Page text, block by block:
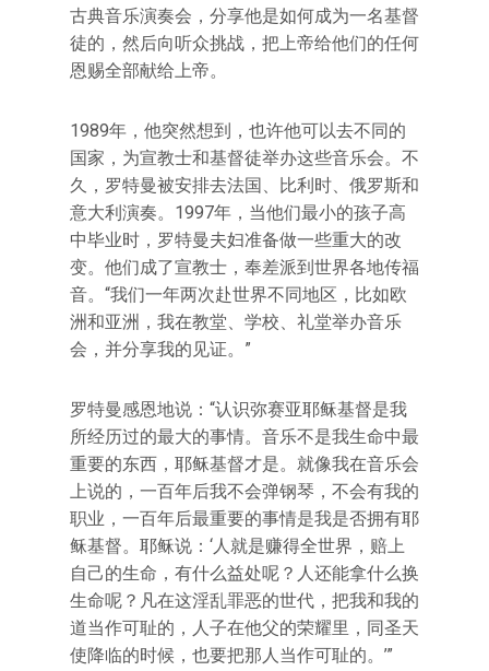
古典音乐演奏会，分享他是如何成为一名基督
徒的，然后向听众挑战，把上帝给他们的任何
恩赐全部献给上帝。
1989年，他突然想到，也许他可以去不同的
国家，为宣教士和基督徒举办这些音乐会。不
久，罗特曼被安排去法国、比利时、俄罗斯和
意大利演奏。1997年，当他们最小的孩子高
中毕业时，罗特曼夫妇准备做一些重大的改
变。他们成了宣教士，奉差派到世界各地传福
音。“我们一年两次赴世界不同地区，比如欧
洲和亚洲，我在教堂、学校、礼堂举办音乐
会，并分享我的见证。”
罗特曼感恩地说：“认识弥赛亚耶稣基督是我
所经历过的最大的事情。音乐不是我生命中最
重要的东西，耶稣基督才是。就像我在音乐会
上说的，一百年后我不会弹钢琴，不会有我的
职业，一百年后最重要的事情是我是否拥有耶
稣基督。耶稣说：‘人就是赚得全世界，赔上
自己的生命，有什么益处呢？人还能拿什么换
生命呢？凡在这淫乱罪恶的世代，把我和我的
道当作可耻的，人子在他父的荣耀里，同圣天
使降临的时候，也要把那人当作可耻的。’”